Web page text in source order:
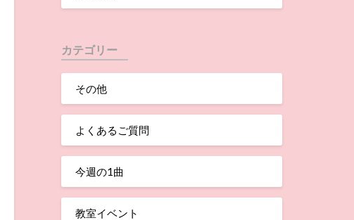
カテゴリー
その他
よくあるご質問
今週の1曲
教室イベント